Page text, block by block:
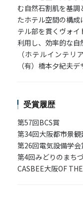
む自然石割肌を基
たホテル空間の構
テル部を貫くヴォ
利用し、効率的な自
（ホテルインテリ
（有）橋本夕紀夫
受賞履歴
第57回BCS賞
第34回大阪都市景
第26回電気設備学
第4回みどりのまち
CASBEE大阪OF